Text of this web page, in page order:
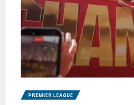
PREMIER LEAGUE